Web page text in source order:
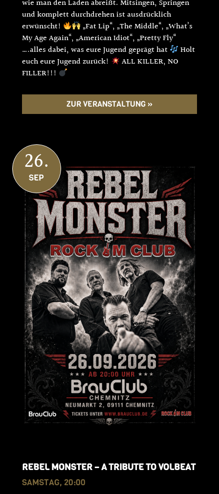
wie man den Laden abreißt. Mitsingen, Springen
und komplett durchdrehen ist ausdrücklich
erwünscht!
„Fat Lip“, „The Middle“, „What’s
My Age Again“, „American Idiot“, „Pretty Fly“
….alles dabei, was eure Jugend geprägt hat
Holt
euch eure Jugend zurück!
ALL KILLER, NO
FILLER!!!
ZUR VERANSTALTUNG »
26.
SEP
REBEL MONSTER – A TRIBUTE TO VOLBEAT
SAMSTAG, 20:00